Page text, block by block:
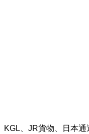
KGL、JR貨物、日本通